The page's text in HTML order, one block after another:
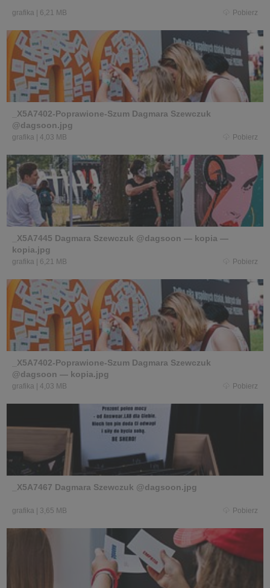
grafika 6,21 MB Pobierz
_X5A7402-Poprawione-Szum Dagmara Szewczuk
@dagsoon.jpg
grafika 4,03 MB Pobierz
_X5A7445 Dagmara Szewczuk @dagsoon — kopia —
kopia.jpg
grafika 6,21 MB Pobierz
_X5A7402-Poprawione-Szum Dagmara Szewczuk
@dagsoon — kopia.jpg
grafika 4,03 MB Pobierz
_X5A7467 Dagmara Szewczuk @dagsoon.jpg
grafika 3,65 MB Pobierz